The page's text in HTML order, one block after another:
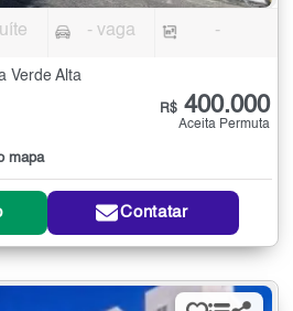
- vaga -
Verde Alta
mapa
R$ 400.000
Aceita Permuta
Contatar